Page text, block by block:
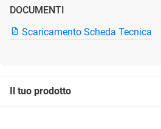
DOCUMENTI
Scaricamento Scheda Tecnica
Il tuo prodotto